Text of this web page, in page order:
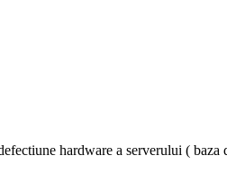
hardware a serverului ( baza